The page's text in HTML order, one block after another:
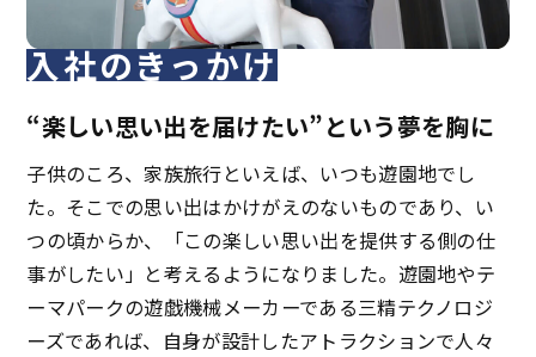
入社のきっかけ
“楽しい思い出を届けたい”という夢を胸に
子供のころ、家族旅行といえば、いつも遊園地でし
た。そこでの思い出はかけがえのないものであり、い
つの頃からか、「この楽しい思い出を提供する側の仕
事がしたい」と考えるようになりました。遊園地やテ
ーマパークの遊戯機械メーカーである三精テクノロジ
ーズであれば、自身が設計したアトラクションで人々